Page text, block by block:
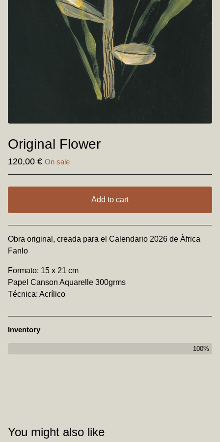
Original Flower
120,00 € On sale
Add to cart
View cart
Obra original, creada para el Calendario 2026 de Àfrica
Fanlo
Formato: 15 x 21 cm
Papel Canson Aquarelle 300grms
Técnica: Acrílico
Inventory
100%
You might also like